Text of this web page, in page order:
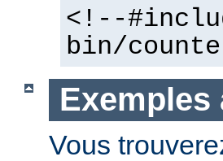
<!--
bin/
Vous